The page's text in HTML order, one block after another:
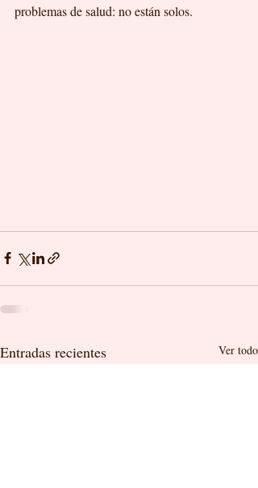
problemas de salud: no están solos.
Entradas recientes Ver todo